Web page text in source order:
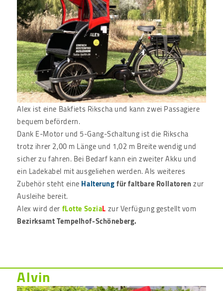
Alex ist eine Bakfiets Rikscha und kann zwei Passagiere
bequem befördern.
Dank E-Motor und 5-Gang-Schaltung ist die Rikscha
trotz ihrer 2,00 m Länge und 1,02 m Breite wendig und
sicher zu fahren. Bei Bedarf kann ein zweiter Akku und
ein Ladekabel mit ausgeliehen werden. Als weiteres
Zubehör steht eineHalterungfür faltbare Rollatorenzur
Ausleihe bereit.
Alex wird derfLotte SoziaLzur Verfügung gestellt vom
Bezirksamt Tempelhof-Schöneberg.
Alvin